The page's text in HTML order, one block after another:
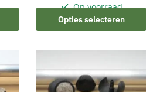
Op voorraad
Opties selecteren
Dit
product
variaties.
Deze